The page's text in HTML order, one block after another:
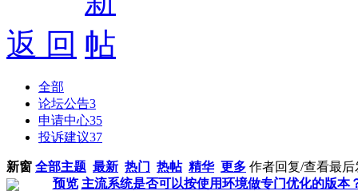
返 回
全部
论坛公告3
申请中心35
投诉建议37
新窗 全部主题 最新 热门 热帖 精华 更多 作者回复/查看最后
预览 主流系统是否可以按使用环境做专门优化的版本